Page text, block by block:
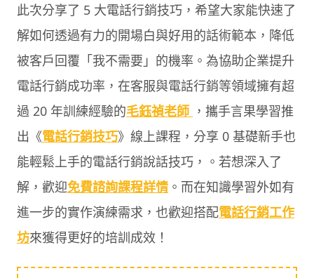
此次分享了 5 大電話行銷技巧，希望大家能快速了
解如何透過有力的開場白與好用的話術範本，降低
被客戶回覆「我不需要」的機率。為協助企業提升
電話行銷成功率，在客服與電話行銷等領域擁有超
過 20 年訓練經驗的毛鈺禎老師 ，攜手言果學習推
出《電話行銷技巧》線上課程，分享 0 基礎新手也
能輕鬆上手的電話行銷說話技巧，。若想深入了
解，歡迎免費諮詢課程詳情 。而在知識學習外如有
進一步的實作演練需求，也歡迎搭配電話行銷工作
坊來獲得更好的培訓成效！